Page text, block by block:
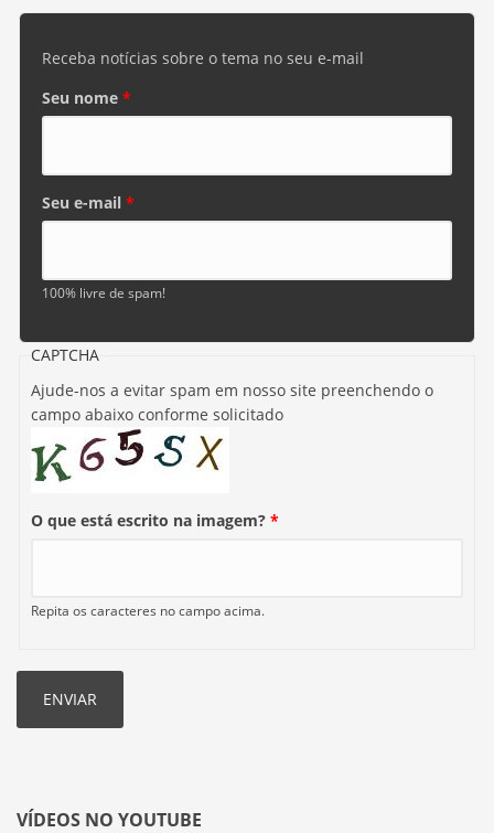
Receba notícias sobre o tema no seu e-mail
Seu nome *
Seu e-mail *
100% livre de spam!
CAPTCHA
Ajude-nos a evitar spam em nosso site preenchendo o
campo abaixo conforme solicitado
O que está escrito na imagem? *
Repita os caracteres no campo acima.
VÍDEOS NO YOUTUBE